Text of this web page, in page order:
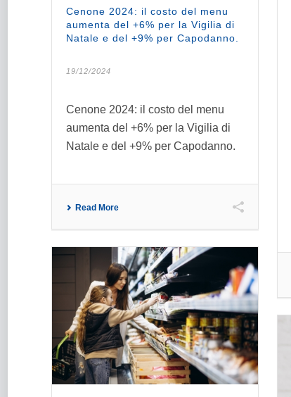
Cenone 2024: il costo del menu
aumenta del +6% per la Vigilia di
Natale e del +9% per Capodanno.
19/12/2024
Cenone 2024: il costo del menu
aumenta del +6% per la Vigilia di
Natale e del +9% per Capodanno.
Read More